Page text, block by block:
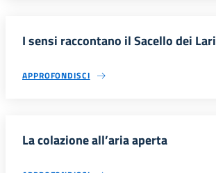
I sensi raccontano il Sacello dei Lari
APPROFONDISCI
La colazione all’aria aperta